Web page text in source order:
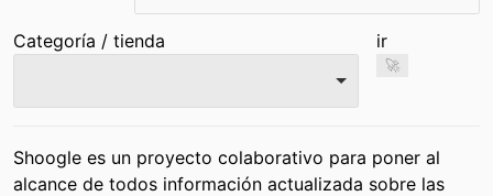
Categoría / tienda ir
🚀
Shoogle es un proyecto colaborativo para poner al
alcance de todos información actualizada sobre las